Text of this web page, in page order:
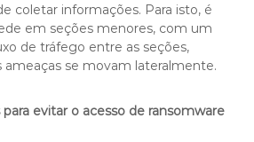
coletar informações. Para isto, é
em seções menores, com um
de tráfego entre as seções,
ameaças se movam lateralmente.
evitar o acesso de ransomware